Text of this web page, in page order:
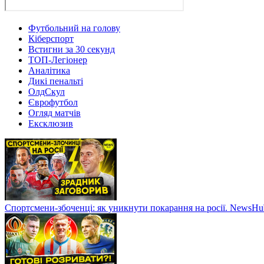
Футбольний на голову
Кіберспорт
Встигни за 30 секунд
ТОП-Легіонер
Аналітика
Дикі пенальті
ОлдСкул
Єврофутбол
Огляд матчів
Ексклюзив
Спортсмени-збоченці: як уникнути покарання на росії.